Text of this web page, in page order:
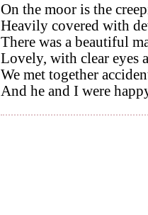
On the moor is the
Heavily covered with
There was a beautiful
Lovely, with clear eyes
We met together
And he and I were